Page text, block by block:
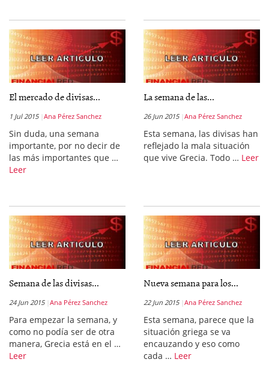
El mercado de divisas...
1 Jul 2015 Ana Pérez Sanchez
Sin duda, una semana
importante, por no decir de
las más importantes que …
Leer
La semana de las...
26 Jun 2015 Ana Pérez Sanchez
Esta semana, las divisas han
reflejado la mala situación
que vive Grecia. Todo … Leer
Semana de las divisas...
24 Jun 2015 Ana Pérez Sanchez
Para empezar la semana, y
como no podía ser de otra
manera, Grecia está en el …
Leer
Nueva semana para los...
22 Jun 2015 Ana Pérez Sanchez
Esta semana, parece que la
situación griega se va
encauzando y eso como
cada … Leer